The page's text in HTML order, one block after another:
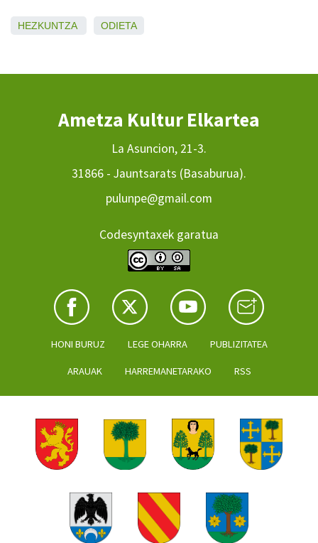
HEZKUNTZA ODIETA
Ametza Kultur Elkartea
La Asuncion, 21-3.
31866 - Jauntsarats (Basaburua).
pulunpe@gmail.com
Codesyntaxek garatua
HONI BURUZ LEGE OHARRA PUBLIZITATEA
ARAUAK HARREMANETARAKO RSS